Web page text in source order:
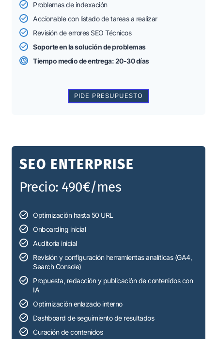
Problemas de indexación
Accionable con listado de tareas a realizar
Revisión de errores SEO Técnicos
Soporte en la solución de problemas
Tiempo medio de entrega: 20-30 días
PIDE PRESUPUESTO
SEO ENTERPRISE
Precio: 490€/mes
Optimización hasta 50 URL
Onboarding inicial
Auditoria inicial
Revisión y configuración herramientas analíticas (GA4,
Search Console)
Propuesta, redacción y publicación de contenidos con
IA
Optimización enlazado interno
Dashboard de seguimiento de resultados
Curación de contenidos